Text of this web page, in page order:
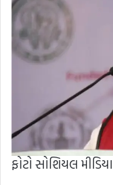
ફોટો સોશિયલ મીડિયા